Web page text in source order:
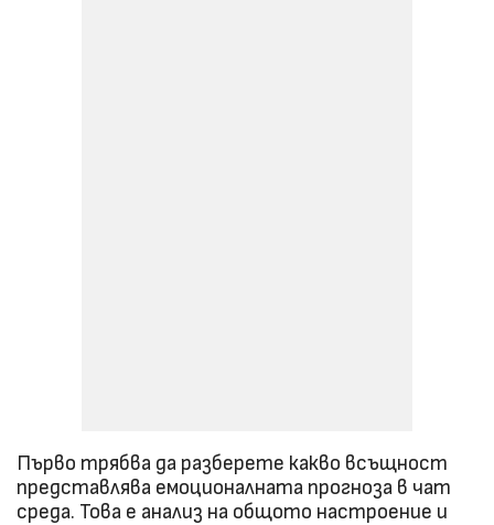
Първо трябва да разберете какво всъщност
представлява емоционалната прогноза в чат
среда. Това е анализ на общото настроение и